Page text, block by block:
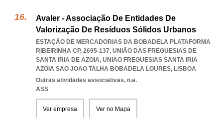
Avaler - Associação De Entidades De
Valorização De Resíduos Sólidos Urbanos
ESTAÇÃO DE MERCADORIAS DA BOBADELA PLATAFORMA
RIBEIRINHA CP, 2695-137, UNIÃO DAS FREGUESIAS DE
SANTA IRIA DE AZOIA, UNIAO FREGUESIAS SANTA IRIA
AZOIA SAO JOAO TALHA BOBADELA LOURES, LISBOA
Outras atividades associativas, n.e.
ASS
Ver empresa Ver no Mapa